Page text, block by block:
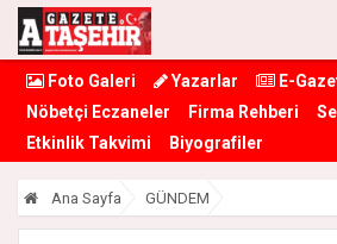
Foto Galeri Yazarlar E-
Nöbetçi Eczaneler
Firma Rehberi
Etkinlik Takvimi
Biyografiler
Ana Sayfa GÜNDEM